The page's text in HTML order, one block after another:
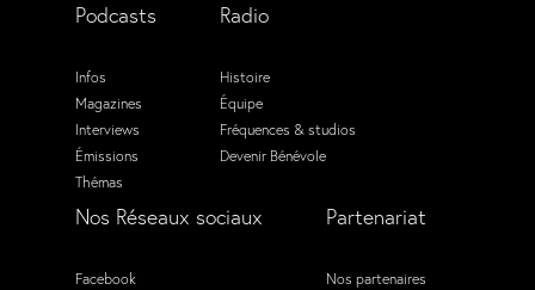
Podcasts
Infos
Magazines
Interviews
Émissions
Thémas
Radio
Histoire
Équipe
Fréquences & studios
Devenir Bénévole
Nos Réseaux sociaux
Facebook
Partenariat
Nos partenaires